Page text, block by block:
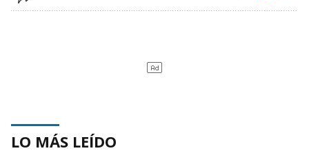
LO MÁS LEÍDO